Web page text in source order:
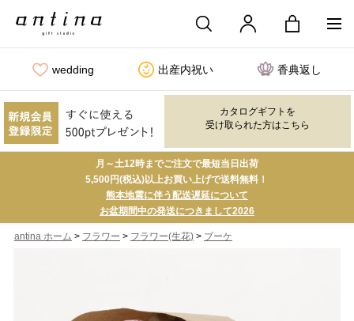
wedding 出産内祝い 香典返し
カタログギフトを
受け取られた方はこちら
月～土12時までご注文で最短当日出荷
5,500円(税込)以上お買い上げで送料無料！
熊本地震に伴う配送遅延について
お盆期間中の発送につきまして2026
antina ホーム > フラワー > フラワー(生花)> ブーケ